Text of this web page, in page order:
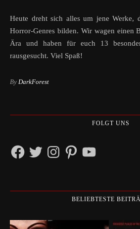
Heute dreht sich alles um jene Werke, die das Fundament des
Horror-Genres bilden. Wir wagen einen
Ära und haben für euch 13
rausgesucht. Viel Spaß!
By DarkForest
FOLGT UNS
FacebookTwitterInstagramPinterestYouTube
BELIEBTESTE